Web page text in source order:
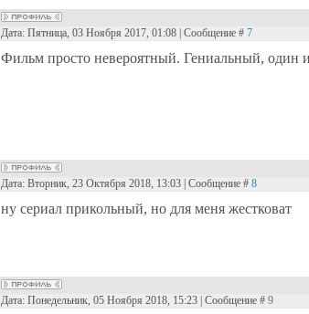
Дата: Пятница, 03 Ноября 2017, 01:08 | Сообщение # 7
Фильм просто невероятный. Гениальный, один
Дата: Вторник, 23 Октября 2018, 13:03 | Сообщение # 8
ну сериал прикольный, но для меня жестковат
Дата: Понедельник, 05 Ноября 2018, 15:23 | Сообщение # 9